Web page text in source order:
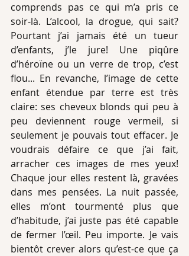
comprends pas ce qui m’a pris ce
soir-là. L’alcool, la drogue, qui sait?
Pourtant j’ai jamais été un tueur
d’enfants, j’le jure! Une piqûre
d’héroïne ou un verre de trop, c’est
flou... En revanche, l’image de cette
enfant étendue par terre est très
claire: ses cheveux blonds qui peu à
peu deviennent rouge vermeil, si
seulement je pouvais tout effacer. Je
voudrais défaire ce que j’ai fait,
arracher ces images de mes yeux!
Chaque jour elles restent là, gravées
dans mes pensées. La nuit passée,
elles m’ont tourmenté plus que
d’habitude, j’ai juste pas été capable
de fermer l’œil. Peu importe. Je vais
bientôt crever alors qu’est-ce que ça